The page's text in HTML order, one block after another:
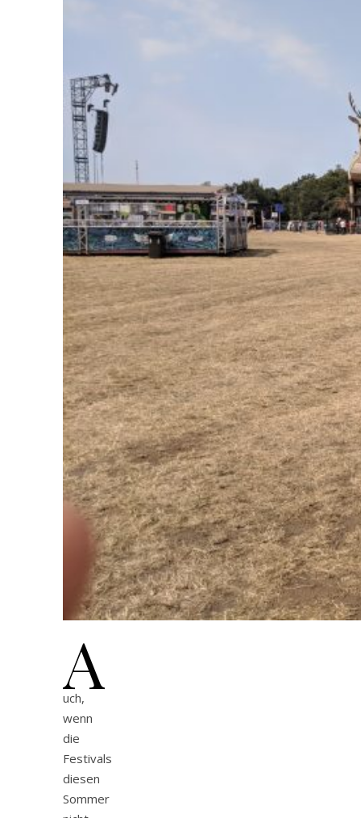
A
uch,
wenn
die
Festivals
diesen
Sommer